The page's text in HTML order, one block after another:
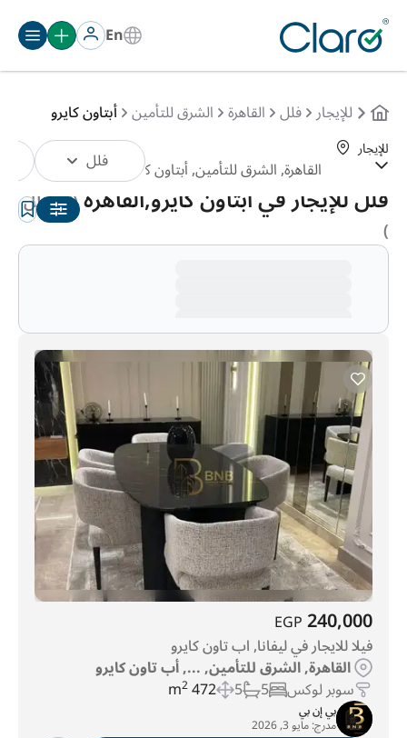
En
للإيجار فلل القاهرة الشرق للتأمين أبتاون كايرو
للإيجار فلل
فلل للإيجار في أبتاون كايرو,القاهرة
(66 فلل
)
تلقائي
240,000
EGP
فيلا للايجار في ليفانا, اب تاون كايرو
القاهرة, الشرق للتأمين, ..., أب تاون كايرو
سوبر لوكس 5
5
472 m
2
بي إن بي
مدرج:مايو 3, 2026